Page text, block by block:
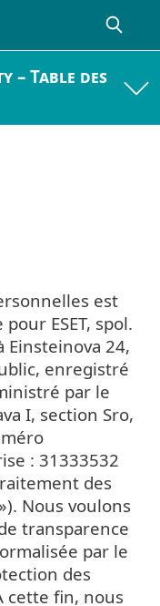
– Table des
est
ESET, spol.
Einsteinova 24,
enregistré
par le
I, section Sro,
: 31333532
des
Nous voulons
transparence
par le
des
cette fin, nous